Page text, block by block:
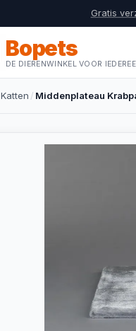
Gratis
Bopets
DE DIERENWINKEL VOOR
Katten / Middenplateau